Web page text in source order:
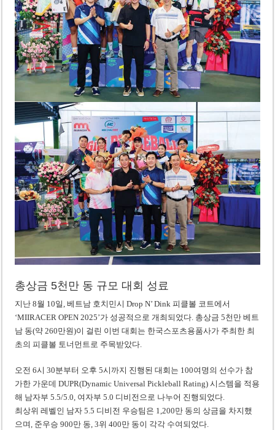
총상금 5천만 동 규모 대회 성료
지난 8월 10일, 베트남 호치민시 Drop N’ Dink 피클볼 코트에서
‘MIIRACER OPEN 2025’가 성공적으로 개최되었다. 총상금 5천만 베트
남 동(약 260만원)이 걸린 이번 대회는 한국스포츠용품사가 주최한 최
초의 피클볼 토너먼트로 주목받았다.
오전 6시 30분부터 오후 5시까지 진행된 대회는 100여명의 선수가 참
가한 가운데 DUPR(Dynamic Universal Pickleball Rating) 시스템을 적용
해 남자부 5.5/5.0, 여자부 5.0 디비전으로 나누어 진행되었다.
최상위 레벨인 남자 5.5 디비전 우승팀은 1,200만 동의 상금을 차지했
으며, 준우승 900만 동, 3위 400만 동이 각각 수여되었다.